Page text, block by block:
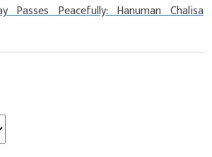
Passes Peacefully: Hanuman Chalisa